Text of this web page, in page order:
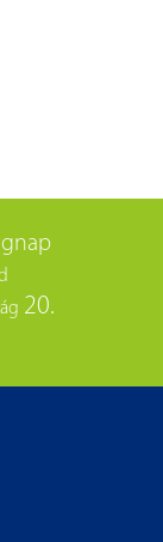
20.